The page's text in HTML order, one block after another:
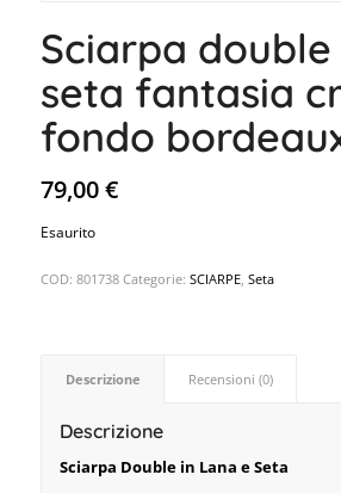
Sciarpa
seta fantasia
fondo
79,00€
Esaurito
COD: 801738 Categorie: SCIARPE, Seta
Descrizione Recensioni (0)
Descrizione
Sciarpa Double in Lana e Seta